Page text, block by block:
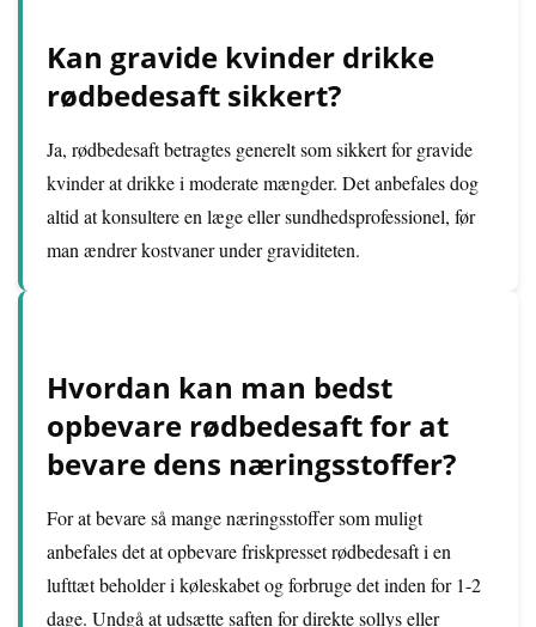
Kan gravide kvinder drikke
rødbedesaft sikkert?
Ja, rødbedesaft betragtes generelt som sikkert for gravide
kvinder at drikke i moderate mængder. Det anbefales dog
altid at konsultere en læge eller sundhedsprofessionel, før
man ændrer kostvaner under graviditeten.
Hvordan kan man bedst
opbevare rødbedesaft for at
bevare dens næringsstoffer?
For at bevare så mange næringsstoffer som muligt
anbefales det at opbevare friskpresset rødbedesaft i en
lufttæt beholder i køleskabet og forbruge det inden for 1-2
dage. Undgå at udsætte saften for direkte sollys eller